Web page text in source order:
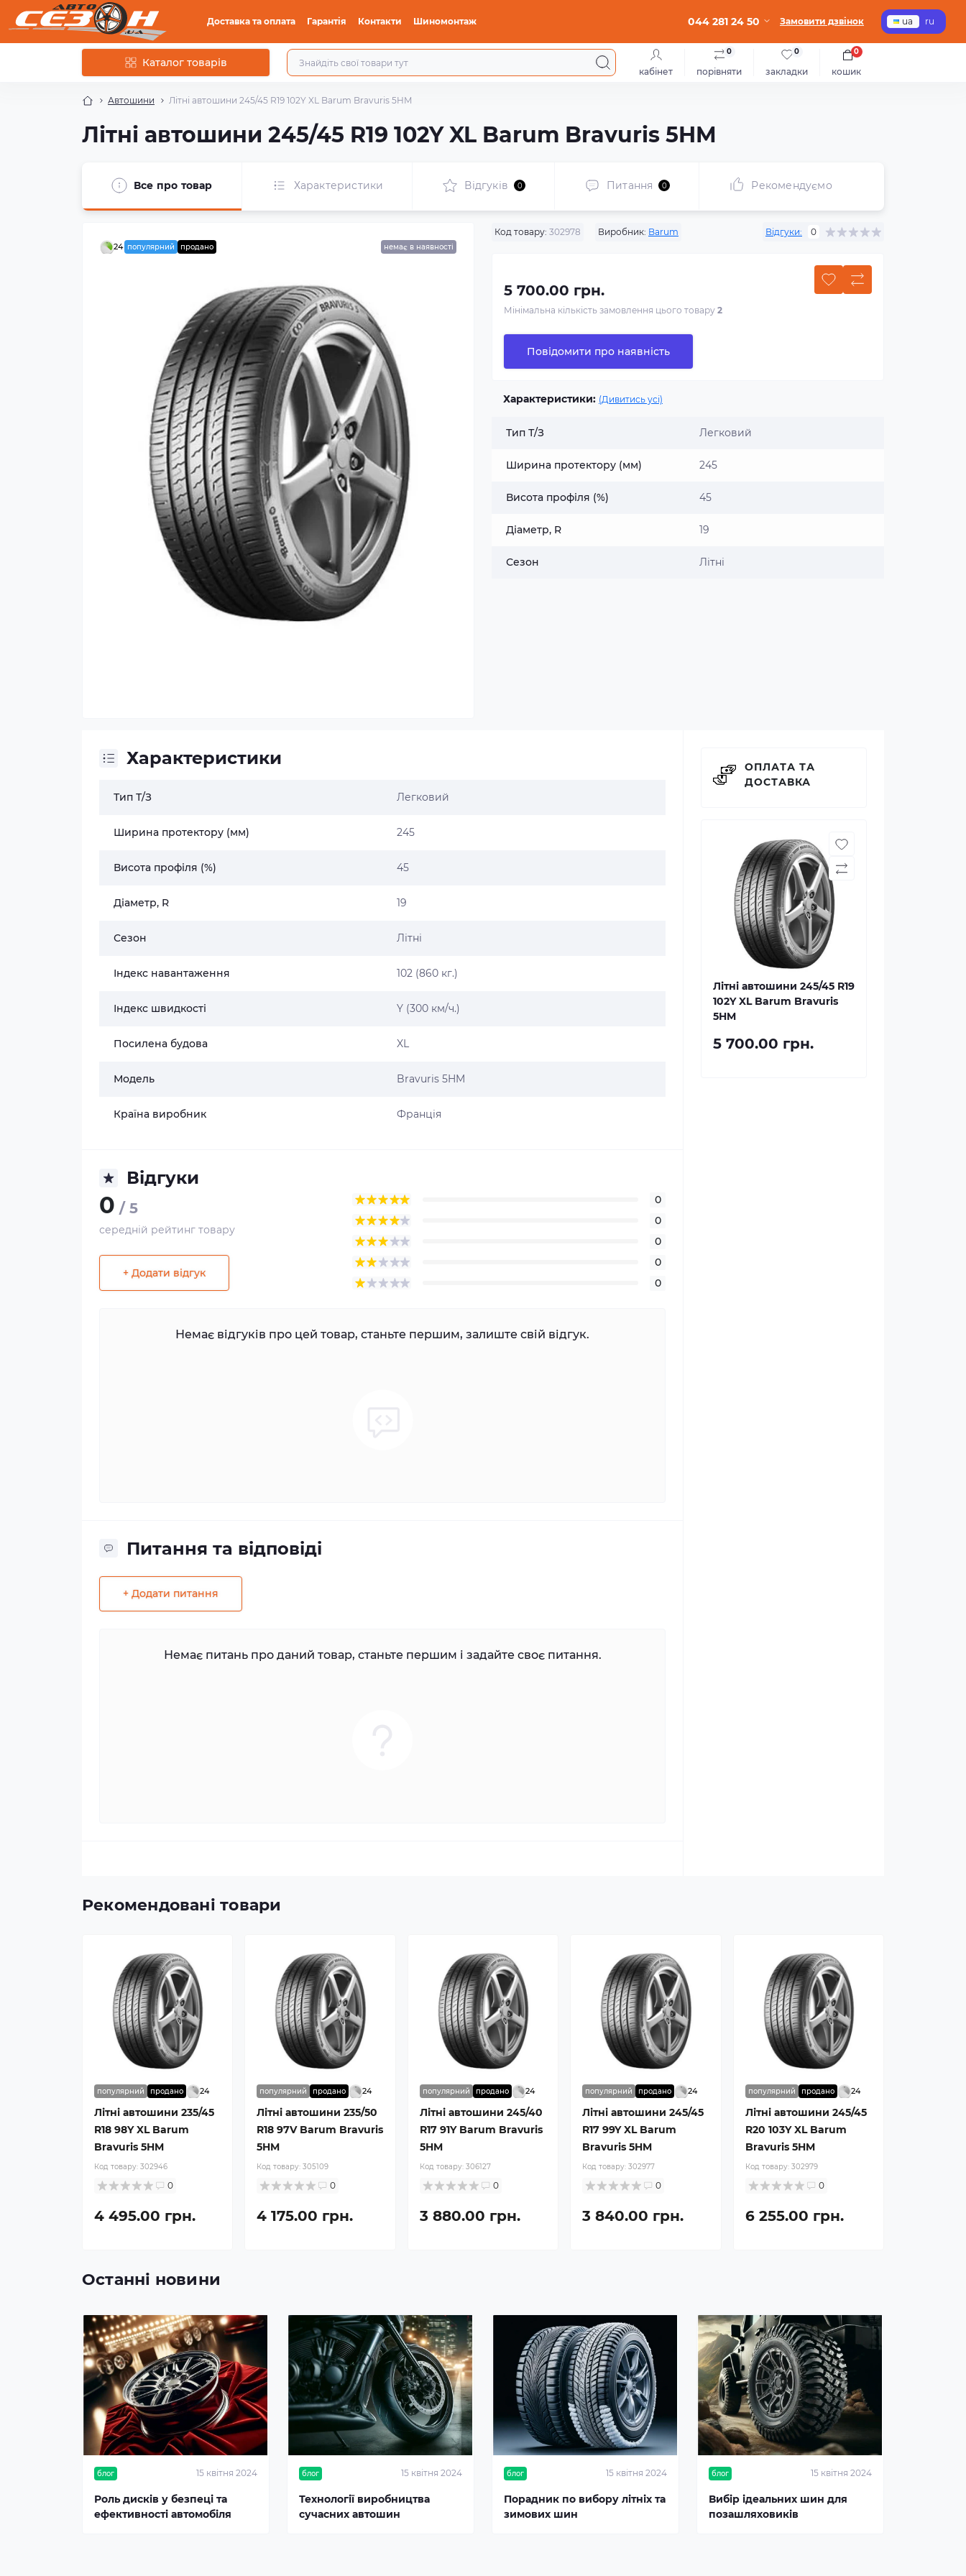
Доставка та оплата Гарантія Контакти Шиномонтаж 044 281 24 50 Замовити дзвінок ua ru
Каталог товарів
кабінет порівняти
0
закладки
0
кошик
0
Автошини Літні автошини 245/45 R19 102Y XL Barum Bravuris 5HM
Літні автошини 245/45 R19 102Y XL Barum Bravuris 5HM
Все про товар Характеристики Відгуків 0 Питання 0 Рекомендуємо
24 популярний продано немає в наявності
Код товару: 302978 Виробник: Barum Відгуки: 0
5 700.00 грн.
Мінімальна кількість замовлення цього товару 2
Повідомити про наявність
Характеристики: (Дивитись усі)
Тип Т/З Легковий
Ширина протектору (мм) 245
Висота профіля (%) 45
Діаметр, R 19
Сезон Літні
Характеристики
Тип Т/З Легковий
Ширина протектору (мм) 245
Висота профіля (%) 45
Діаметр, R 19
Сезон Літні
Індекс навантаження 102 (860 кг.)
Індекс швидкості Y (300 км/ч.)
Посилена будова XL
Модель Bravuris 5HM
Країна виробник Франція
Відгуки
0 / 5
середній рейтинг товару
+ Додати відгук
0
0
0
0
0
Немає відгуків про цей товар, станьте першим, залиште свій відгук.
Питання та відповіді
+ Додати питання
Немає питань про даний товар, станьте першим і задайте своє питання.
ОПЛАТА ТА
ДОСТАВКА
Літні автошини 245/45 R19
102Y XL Barum Bravuris
5HM
5 700.00 грн.
Рекомендовані товари
популярний продано 24
Літні автошини 235/45
R18 98Y XL Barum
Bravuris 5HM
Код товару: 302946
0
4 495.00 грн.
популярний продано 24
Літні автошини 235/50
R18 97V Barum Bravuris
5HM
Код товару:305109
0
4 175.00 грн.
популярний продано 24
Літні автошини 245/40
R17 91Y Barum Bravuris
5HM
Код товару: 306127
0
3 880.00 грн.
популярний продано 24
Літні автошини 245/45
R17 99Y XL Barum
Bravuris 5HM
Код товару:302977
0
3 840.00 грн.
популярний продано 24
Літні автошини 245/45
R20 103Y XL Barum
Bravuris 5HM
Код товару: 302979
0
6 255.00 грн.
Останні новини
блог 15 квітня 2024
Роль дисків у безпеці та
ефективності автомобіля
блог 15 квітня 2024
Технології виробництва
сучасних автошин
блог 15 квітня 2024
Порадник по вибору літніх та
зимових шин
блог 15 квітня 2024
Вибір ідеальних шин для
позашляховиків